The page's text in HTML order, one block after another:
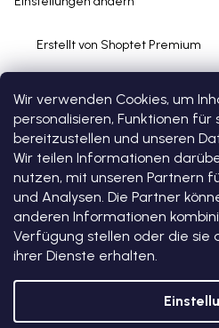
Wir verwenden Cookies, um
personalisieren, Funktionen für
bereitzustellen und unseren
Wir teilen Informationen
nutzen, mit unseren Partnern
und Analysen. Die Partner
anderen Informationen
Verfügung stellen oder die sie
ihrer Dienste erhalten.
Erstellt von Shoptet Premium